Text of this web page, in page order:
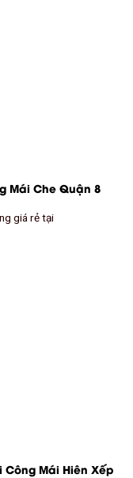
Mái Che Quận 8
giá rẻ tại
Công Mái Hiên Xếp